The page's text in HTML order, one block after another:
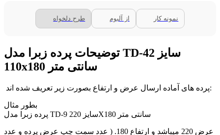
طرح دلخواه از آلبوم نمونه کار
توضیحات پرده زبرا مدل TD-42 سایز
110x180 سانتی متر
پرده های آماده ارسال عرض و ارتفاع بصورت زیر تعریف شده اند:
عرض 220 میباشد و ارتفاع 180. ( عدد سمت چپ عرض پرده و عدد